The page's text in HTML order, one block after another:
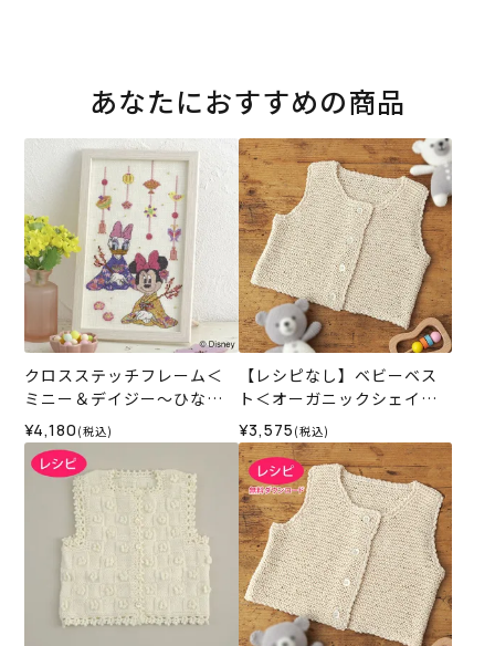
あなたにおすすめの商品
クロスステッチフレーム＜
ミニー＆デイジー～ひなま
つり～＞
¥4,180 (税込)
【レシピなし】ベビーベス
ト＜オーガニックシェイプ1
1IV＞（編み物 材料セット）
¥3,575 (税込)